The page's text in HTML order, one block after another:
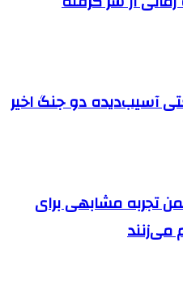
صنعتی آسیب‌دیده دو جنگ اخیر
تجربه مشابهی برای
می‌زنند